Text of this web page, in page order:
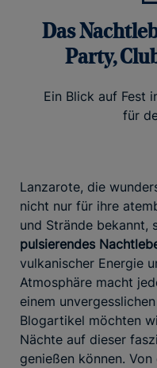
Das
Party,
Ein Blick auf Fest
für
Lanzarote, die
nicht nur für ihre
und Strände bekannt,
pulsierendes
vulkanischer Energie
Atmosphäre macht
einem
Blogartikel möchten
Nächte auf dieser
genießen können.